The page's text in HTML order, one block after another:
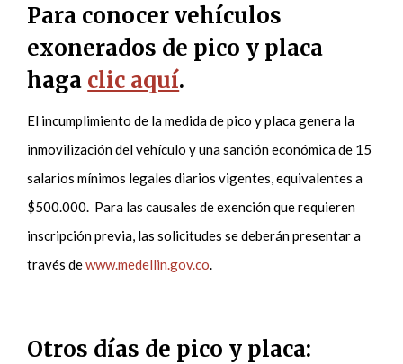
Para conocer vehículos
exonerados de pico y placa
haga clic aquí.
El incumplimiento de la medida de pico y placa genera la
inmovilización del vehículo y una sanción económica de 15
salarios mínimos legales diarios vigentes, equivalentes a
$500.000. Para las causales de exención que requieren
inscripción previa, las solicitudes se deberán presentar a
través dewww.medellin.gov.co.
Otros días de pico y placa: